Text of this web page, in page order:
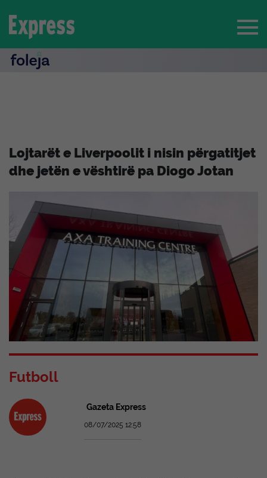
Lojtarët e Liverpoolit i nisin përgatitjet
dhe jetën e vështirë pa Diogo Jotan
Futboll
Gazeta Express
08/07/2025 12:58